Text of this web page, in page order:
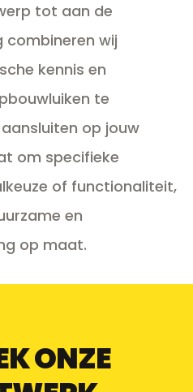
tot aan de
combineren wij
kennis en
te
op jouw
om specifieke
of functionaliteit,
en
op maat.
ONZE